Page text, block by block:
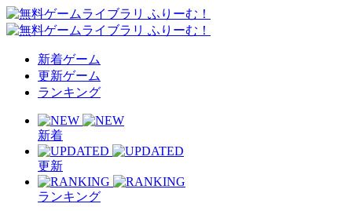
新着ゲーム
更新ゲーム
ランキング
新着
更新
ランキング